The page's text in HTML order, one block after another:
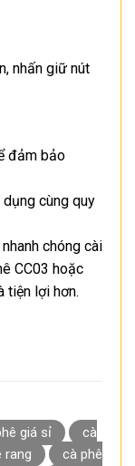
nhấn giữ nút
đảm bảo
cùng quy
chóng cài
CC03 hoặc
tiện lợi hơn.
giá sỉ
cà
rang
cà phê